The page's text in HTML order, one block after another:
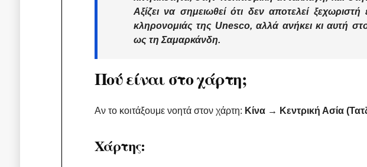
Αξίζει να σημειωθεί ότι δεν αποτελεί
κληρονομιάς της Unesco, αλλά ανήκει κι αυτή
ως τη Σαμαρκάνδη.
Πού είναι στο χάρτη;
Αν το κοιτάξουμε νοητά στον χάρτη: Κίνα → Κεντρική Ασία
Χάρτης: